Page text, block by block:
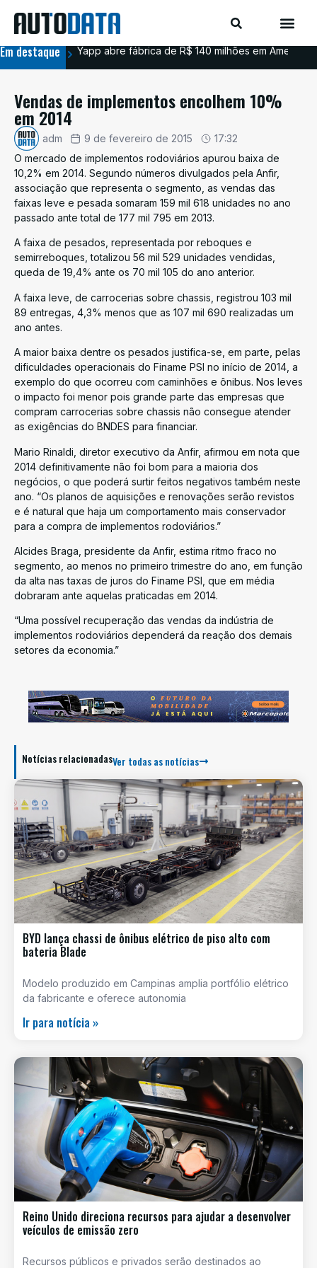
Em destaque Yapp abre fábrica de R$ 140 milhões em
Vendas de implementos encolhem 10%
em 2014
adm 9 de fevereiro de 2015
17:32
O mercado de implementos rodoviários apurou baixa de
10,2% em 2014. Segundo números divulgados pela Anfir,
associação que representa o segmento, as vendas das
faixas leve e pesada somaram 159 mil 618 unidades no ano
passado ante total de 177 mil 795 em 2013.
A faixa de pesados, representada por reboques e
semirreboques, totalizou 56 mil 529 unidades vendidas,
queda de 19,4% ante os 70 mil 105 do ano anterior.
A faixa leve, de carrocerias sobre chassis, registrou 103 mil
89 entregas, 4,3% menos que as 107 mil 690 realizadas um
ano antes.
A maior baixa dentre os pesados justifica-se, em parte, pelas
dificuldades operacionais do Finame PSI no início de 2014, a
exemplo do que ocorreu com caminhões e ônibus. Nos leves
o impacto foi menor pois grande parte das empresas que
compram carrocerias sobre chassis não consegue atender
as exigências do BNDES para financiar.
Mario Rinaldi, diretor executivo da Anfir, afirmou em nota que
2014 definitivamente não foi bom para a maioria dos
negócios, o que poderá surtir feitos negativos também neste
ano. “Os planos de aquisições e renovações serão revistos
e é natural que haja um comportamento mais conservador
para a compra de implementos rodoviários.”
Alcides Braga, presidente da Anfir, estima ritmo fraco no
segmento, ao menos no primeiro trimestre do ano, em função
da alta nas taxas de juros do Finame PSI, que em média
dobraram ante aquelas praticadas em 2014.
“Uma possível recuperação das vendas da indústria de
implementos rodoviários dependerá da reação dos demais
setores da economia.”
Notícias relacionadasVer todas as notícias
BYD lança chassi de ônibus elétrico de piso alto com
bateria Blade
Modelo produzido em Campinas amplia portfólio elétrico
da fabricante e oferece autonomia
Ir para notícia »
Reino Unido direciona recursos para ajudar a desenvolver
veículos de emissão zero
Recursos públicos e privados serão destinados ao